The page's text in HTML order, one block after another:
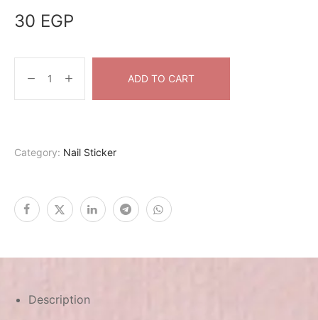
30 EGP
ADD TO CART
Category: Nail Sticker
Description